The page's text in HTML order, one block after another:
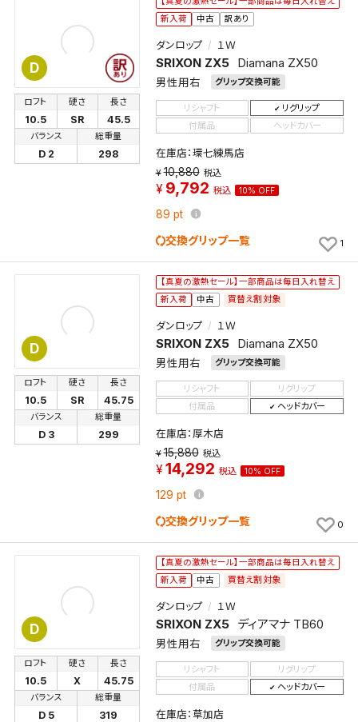
D
新入荷
中古 訳あり
ダンロップ １Ｗ
SRIXON ZX5 Diamana ZX50
男性用右
グリップ交換可能
ロフト
10.5
硬さ
SR
長さ
45.5
バランス
D 2
総重量
298
リシャフト
リグリップ
付属品
ヘッドカバー
在庫店：環七練馬店
10,880 税込
9,792 税込 10% OFF
89 pt
交換グリップ一覧 1
D
【真夏の激熱セール】一部商品は毎日入れ替え
新入荷
中古 買替え割対象
ダンロップ １Ｗ
SRIXON ZX5 Diamana ZX50
男性用右
グリップ交換可能
ロフト
10.5
硬さ
SR
長さ
45.75
バランス
D 3
総重量
299
リシャフト
リグリップ
付属品
ヘッドカバー
在庫店：厚木店
15,880 税込
14,292 税込 10% OFF
129 pt
交換グリップ一覧 0
D
【真夏の激熱セール】一部商品は毎日入れ替え
新入荷
中古 買替え割対象
ダンロップ １Ｗ
SRIXON ZX5 ディアマナ TB60
男性用右
グリップ交換可能
ロフト
10.5
硬さ
X
長さ
45.75
バランス
D 5
総重量
319
リシャフト
リグリップ
付属品
ヘッドカバー
在庫店：草加店